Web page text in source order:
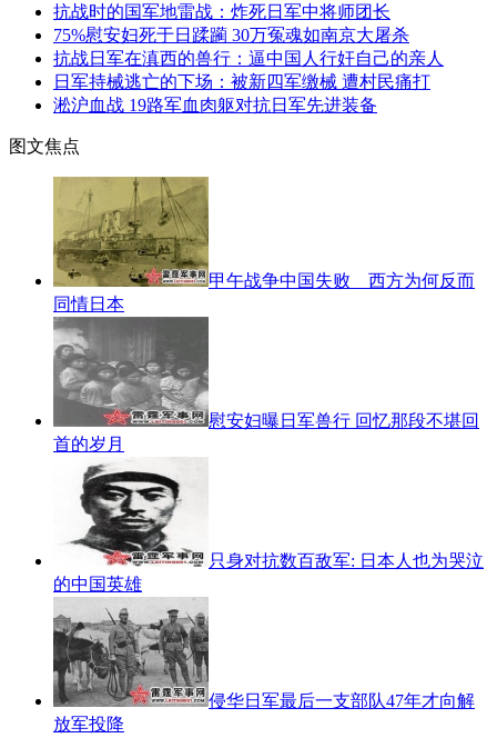
抗战时的国军地雷战：炸死日军中将师团长
75%慰安妇死于日蹂躏 30万冤魂如南京大屠杀
抗战日军在滇西的兽行：逼中国人行奸自己的亲人
日军持械逃亡的下场：被新四军缴械 遭村民痛打
淞沪血战 19路军血肉躯对抗日军先进装备
图文焦点
甲午战争中国失败 西方为何反而
同情日本
慰安妇曝日军兽行 回忆那段不堪回
首的岁月
只身对抗数百敌军: 日本人也为哭泣
的中国英雄
侵华日军最后一支部队47年才向解
放军投降